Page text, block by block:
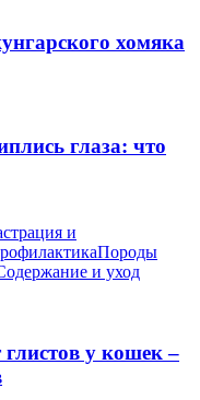
хомяка
глаза: что
и
Породы
и уход
у кошек –